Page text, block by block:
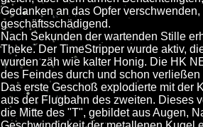
Gedanken an das Opfer
geschäftsschädigend.
Nach Sekunden der wartenden Stille
Theke. Der TimeStripper wurde aktiv,
wurden zäh wie kalter Honig. Die HK
des Feindes durch und schon
Das erste Geschoß explodierte mit der
aus der Flugbahn des zweiten. Dieses
die Mitte des "T", gebildet aus Augen,